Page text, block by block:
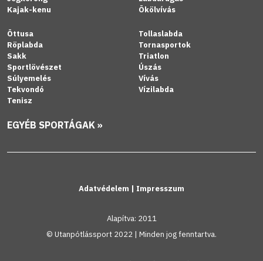
Kajak-kenu
Ökölvívás
Öttusa
Röplabda
Sakk
Sportlövészet
Súlyemelés
Tekvondó
Tenisz
Tollaslabda
Tornasportok
Triatlon
Úszás
Vívás
Vízilabda
EGYÉB SPORTÁGAK »
Adatvédelem | Impresszum
Alapítva: 2011
© Utanpótlássport 2022 | Minden jog fenntartva.